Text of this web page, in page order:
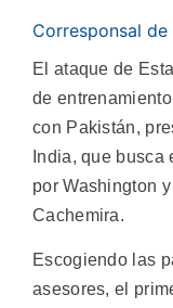
Corresponsal de
El ataque de
de
con Pakistán,
India, que
por Washington
Cachemira.
Escogiendo las
asesores, el